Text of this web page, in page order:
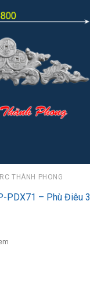
THÀNH PHONG
PDX71 – Phù Điêu 3